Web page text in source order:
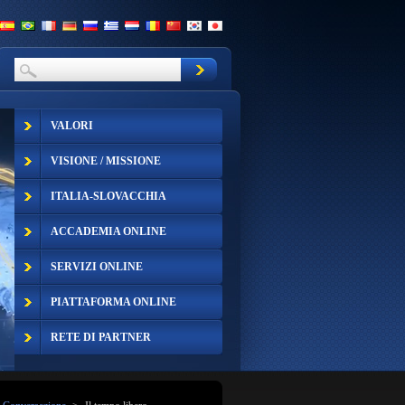
VALORI
VISIONE / MISSIONE
ITALIA-SLOVACCHIA
ACCADEMIA ONLINE
SERVIZI ONLINE
PIATTAFORMA ONLINE
RETE DI PARTNER